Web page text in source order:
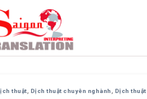
thuật Dịch thuật chuyên nghành Dịch